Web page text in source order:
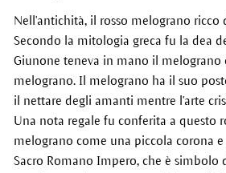
Nell'antichità, il rosso melograno
Secondo la mitologia greca fu la dea
Giunone teneva in mano il
melograno. Il melograno ha il suo
il nettare degli amanti mentre l'arte
Una nota regale fu conferita a questo
melograno come una piccola corona
Sacro Romano Impero, che è